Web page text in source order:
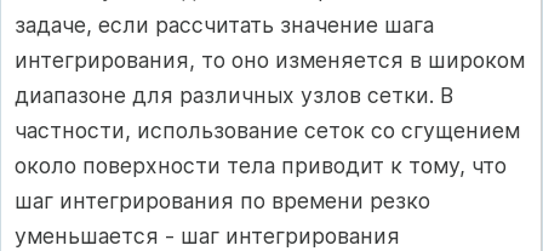
задаче, если рассчитать значение шага
интегрирования, то оно изменяется в широком
диапазоне для различных узлов сетки. В
частности, использование сеток со сгущением
около поверхности тела приводит к тому, что
шаг интегрирования по времени резко
уменьшается - шаг интегрирования